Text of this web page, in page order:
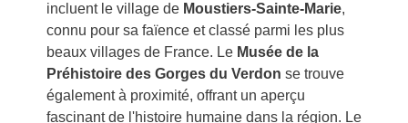
incluent le village de Moustiers-Sainte-Marie,
connu pour sa faïence et classé parmi les plus
beaux villages de France. Le Musée de la
Préhistoire des Gorges du Verdon se trouve
également à proximité, offrant un aperçu
fascinant de l'histoire humaine dans la région. Le